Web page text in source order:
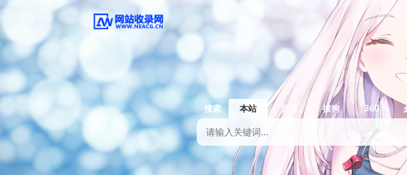
搜索 本站 百度 搜狗 360